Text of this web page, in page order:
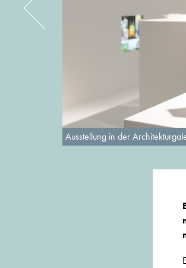
Ausstellung in der